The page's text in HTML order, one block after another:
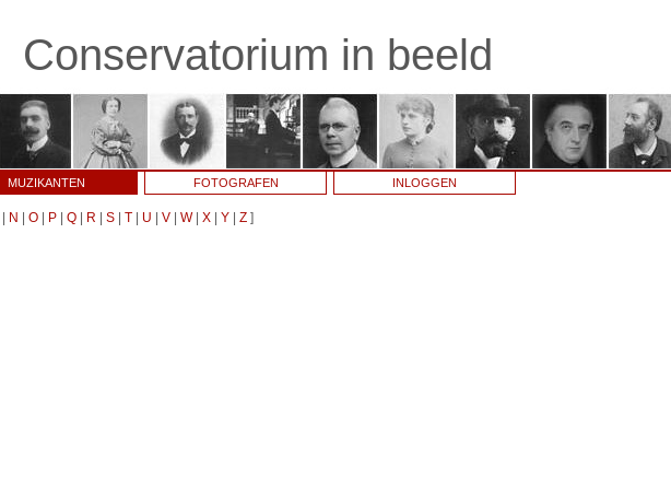
Conservatorium in beeld
MUZIKANTEN FOTOGRAFEN INLOGGEN
N O P Q R S T U V W| X Y Z ]